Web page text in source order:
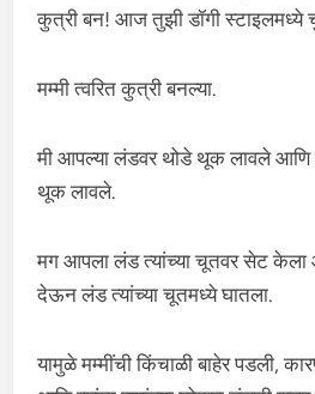
कुत्री बन! आज तुझी डॉगी स्टाइलमध्ये
मम्मी त्वरित कुत्री बनल्या.
मी आपल्या लंडवर थोडे थूक लावले आणि
थूक लावले.
मग आपला लंड त्यांच्या चूतवर सेट केला
देऊन लंड त्यांच्या चूतमध्ये घातला.
यामुळे मम्मींची किंचाळी बाहेर पडली,